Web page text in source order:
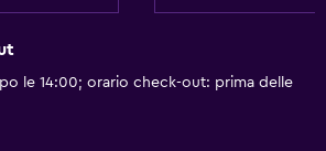
le 14:00; orario check-out: prima delle